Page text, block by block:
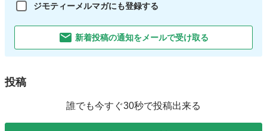
ジモティーメルマガにも登録する
新着投稿の通知をメールで受け取る
投稿
誰でも今すぐ30秒で投稿出来る